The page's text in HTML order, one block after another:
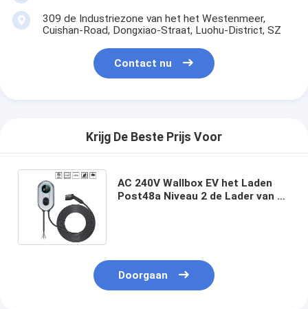
309 de Industriezone van het het Westenmeer,
Cuishan-Road, Dongxiao-Straat, Luohu-District, SZ
Contact nu
Krijg De Beste Prijs Voor
AC 240V Wallbox EV het Laden
Post48a Niveau 2 de Lader van de
Doorgaan